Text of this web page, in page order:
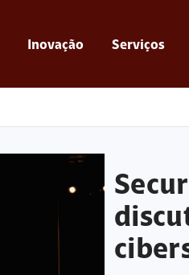
Inovação Serviços